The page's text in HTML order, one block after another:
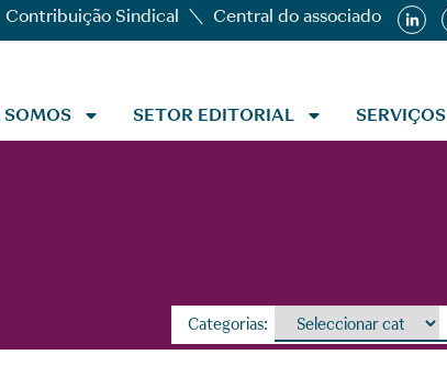
Contribuição Sindical Central do associado
SETOR EDITORIAL SERVIÇOS
Categorias: